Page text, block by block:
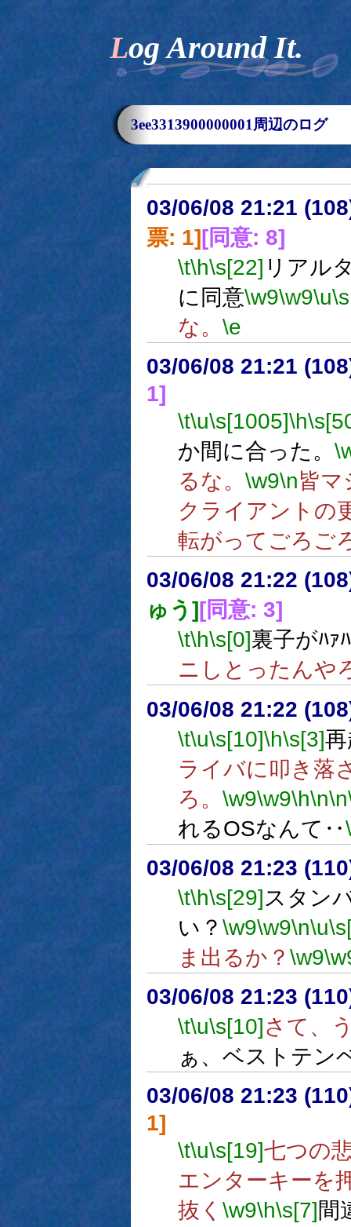
Log Around It.
3ee3313900000001周辺のログ
03/06/08 21:21
票: 1][同意: 8]
\t\h\s[22] リアル
に同意\w9\w9\u
な。 \e
03/06/08 21:21
1]
\t\u\s[1005]\h
か間に合った。
るな。 \w9\n皆マ
クライアントの
転がってごろご
03/06/08 21:22
ゅう] [同意: 3]
\t\h\s[0]裏子がﾊｧ
ニしとったんや
03/06/08 21:22
\t\u\s[10]\h\s[3]
ライバに叩き落
ろ。 \w9\w9\h\n\n
れるOSなんて‥
03/06/08 21:23
\t\h\s[29]スタン
い？ \w9\w9\n\u
ま出るか？ \w9
03/06/08 21:23
\t\u\s[10]さて、
ぁ、ベストテン
03/06/08 21:23
1]
\t\u\s[19]七つの
エンターキーを
抜く \w9\h\s[7]間